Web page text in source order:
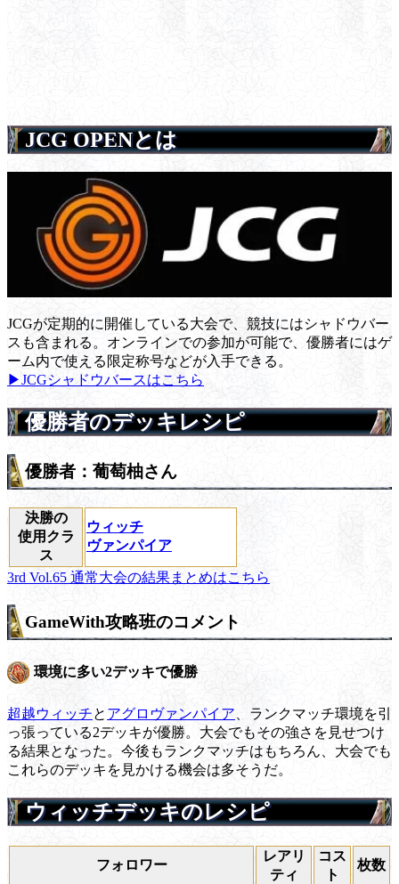
JCG OPENとは
JCGが定期的に開催している大会で、競技にはシャドウバー
スも含まれる。オンラインでの参加が可能で、優勝者にはゲ
ーム内で使える限定称号などが入手できる。
▶JCGシャドウバースはこちら
優勝者のデッキレシピ
優勝者：葡萄柚さん
決勝の
使用クラ
ス
ウィッチ
ヴァンパイア
3rd Vol.65 通常大会の結果まとめはこちら
GameWith攻略班のコメント
環境に多い2デッキで優勝
超越ウィッチと アグロヴァンパイア、ランクマッチ環境を引
っ張っている2デッキが優勝。大会でもその強さを見せつけ
る結果となった。今後もランクマッチはもちろん、大会でも
これらのデッキを見かける機会は多そうだ。
ウィッチデッキのレシピ
フォロワー
レアリ
ティ
コス
ト
枚数